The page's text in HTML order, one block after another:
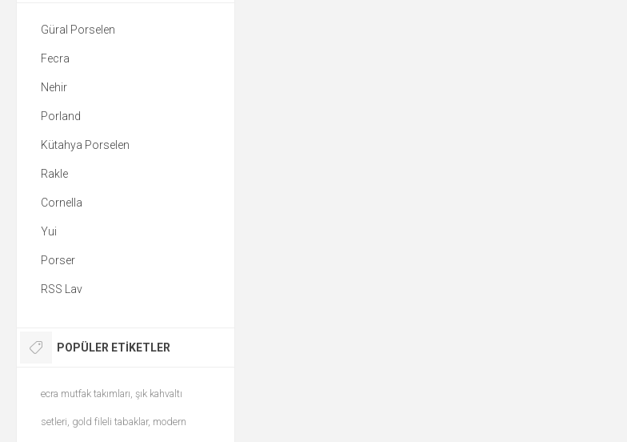
Güral Porselen
Fecra
Nehir
Porland
Kütahya Porselen
Rakle
Cornella
Yui
Porser
RSS Lav
POPÜLER ETIKETLER
ecra mutfak takımları, şık kahvaltı
setleri, gold fileli tabaklar, modern